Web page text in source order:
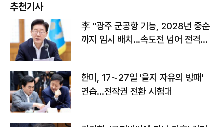
추천기사
李 "광주 군공항 기능, 2028년 중순
까지 임시 배치…속도전 넘어 전격
한미, 17∼27일 '을지 자유의 방패'
연습…전작권 전환 시험대